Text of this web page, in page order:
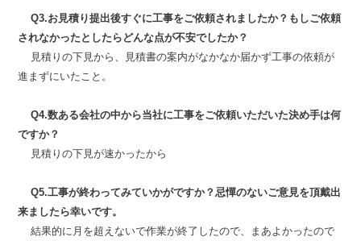
Q3.お見積り提出後すぐに工事をご依頼されましたか？もしご依頼
されなかったとしたらどんな点が不安でしたか？
見積りの下見から、見積書の案内がなかなか届かず工事の依頼が
進まずにいたこと。
Q4.数ある会社の中から当社に工事をご依頼いただいた決め手は何
ですか？
見積りの下見が速かったから
Q5.工事が終わってみていかがですか？忌憚のないご意見を頂戴出
来ましたら幸いです。
結果的に月を超えないで作業が終了したので、まあよかったので